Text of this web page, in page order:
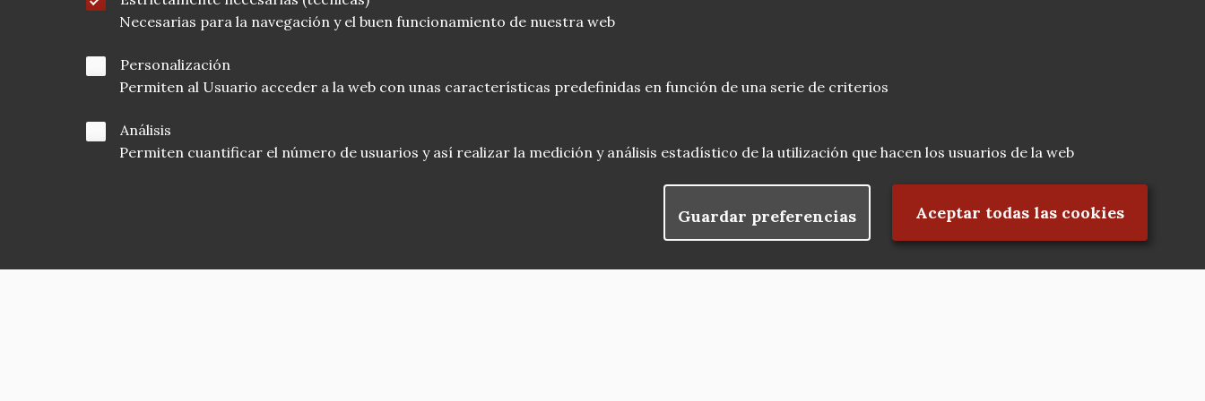
Necesarias para la navegación y el buen funcionamiento de nuestra web
Personalización
Permiten al Usuario acceder a la web con unas características predefinidas en función de una serie de criterios
Análisis
Permiten cuantificar el número de usuarios y así realizar la medición y análisis estadístico de la utilización que hacen los usuarios de la web
Guardar preferencias Aceptar todas las cookies
Rechazar el consentimiento